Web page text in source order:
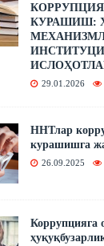
КУРАШИШ:
29.01.2026
ННТлар
курашишга
26.09.2025
Коррупцияга